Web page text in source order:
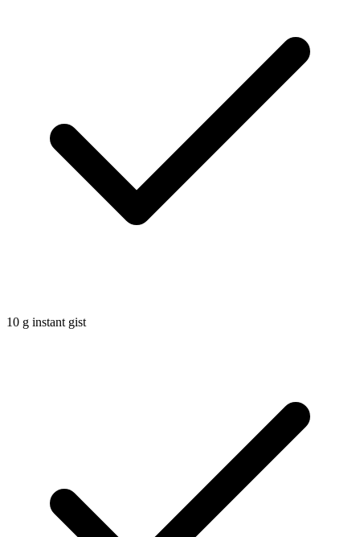
10 g instant gist